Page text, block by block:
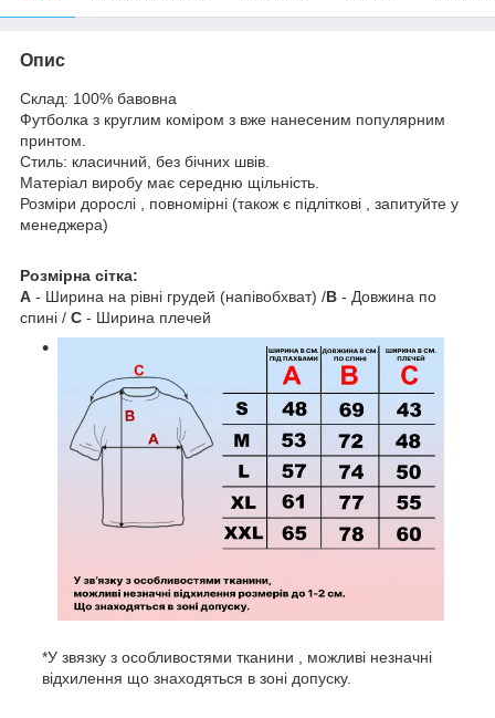
Опис
Склад: 100% бавовна
Футболка з круглим коміром з вже нанесеним популярним
принтом.
Стиль: класичний, без бічних швів.
Матеріал виробу має середню щільність.
Розміри дорослі , повномірні (також є підліткові , запитуйте у
менеджера)
Розмірна сітка:
A - Ширина на рівні грудей (напівобхват) /B - Довжина по
спині / C - Ширина плечей
*У звязку з особливостями тканини , можливі незначні
відхилення що знаходяться в зоні допуску.